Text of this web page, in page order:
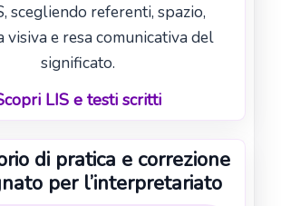
scegliendo referenti, spazio,
e resa comunicativa del
significato.
LIS e testi scritti
di pratica e correzione
per l’interpretariato